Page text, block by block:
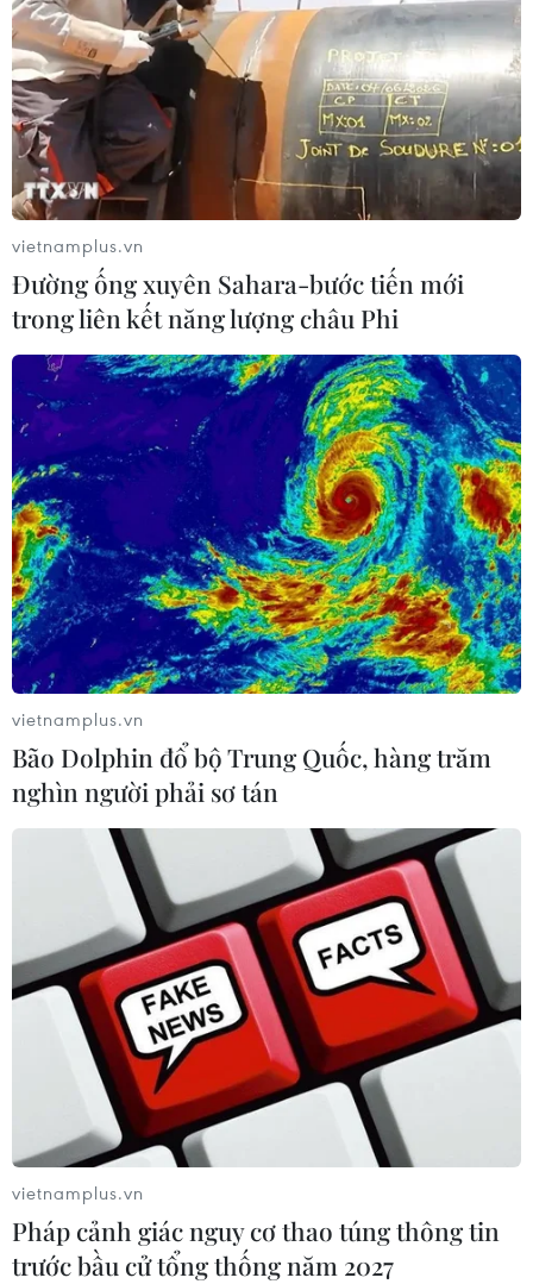
vietnamplus.vn
Đường ống xuyên Sahara-bước tiến mới
trong liên kết năng lượng châu Phi
vietnamplus.vn
Bão Dolphin đổ bộ Trung Quốc, hàng trăm
nghìn người phải sơ tán
vietnamplus.vn
Pháp cảnh giác nguy cơ thao túng thông tin
trước bầu cử tổng thống năm 2027